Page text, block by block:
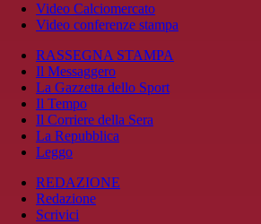
Video Calciomercato
Video conferenze stampa
RASSEGNA STAMPA
Il Messaggero
La Gazzetta dello Sport
Il Tempo
Il Corriere della Sera
La Repubblica
Leggo
REDAZIONE
Redazione
Scrivici